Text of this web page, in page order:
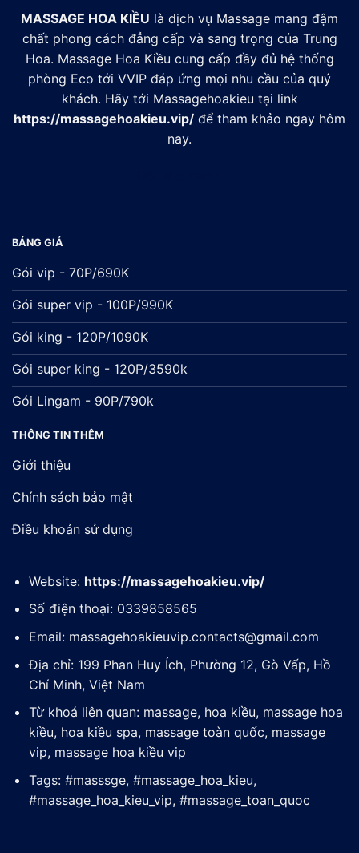
MASSAGE HOA KIỀU là dịch vụ Massage mang đậm
chất phong cách đẳng cấp và sang trọng của Trung
Hoa. Massage Hoa Kiều cung cấp đầy đủ hệ thống
phòng Eco tới VVIP đáp ứng mọi nhu cầu của quý
khách. Hãy tới Massagehoakieu tại link
https://massagehoakieu.vip/ để tham khảo ngay hôm
nay.
BẢNG GIÁ
Gói vip - 70P/690K
Gói super vip - 100P/990K
Gói king - 120P/1090K
Gói super king - 120P/3590k
Gói Lingam - 90P/790k
THÔNG TIN THÊM
Giới thiệu
Chính sách bảo mật
Điều khoản sử dụng
Website: https://massagehoakieu.vip/
Số điện thoại: 0339858565
Email: massagehoakieuvip.contacts@gmail.com
Địa chỉ: 199 Phan Huy Ích, Phường 12, Gò Vấp, Hồ
Chí Minh, Việt Nam
Từ khoá liên quan: massage, hoa kiều, massage hoa
kiều, hoa kiều spa, massage toàn quốc, massage
vip, massage hoa kiều vip
Tags: #masssge, #massage_hoa_kieu,
#massage_hoa_kieu_vip, #massage_toan_quoc